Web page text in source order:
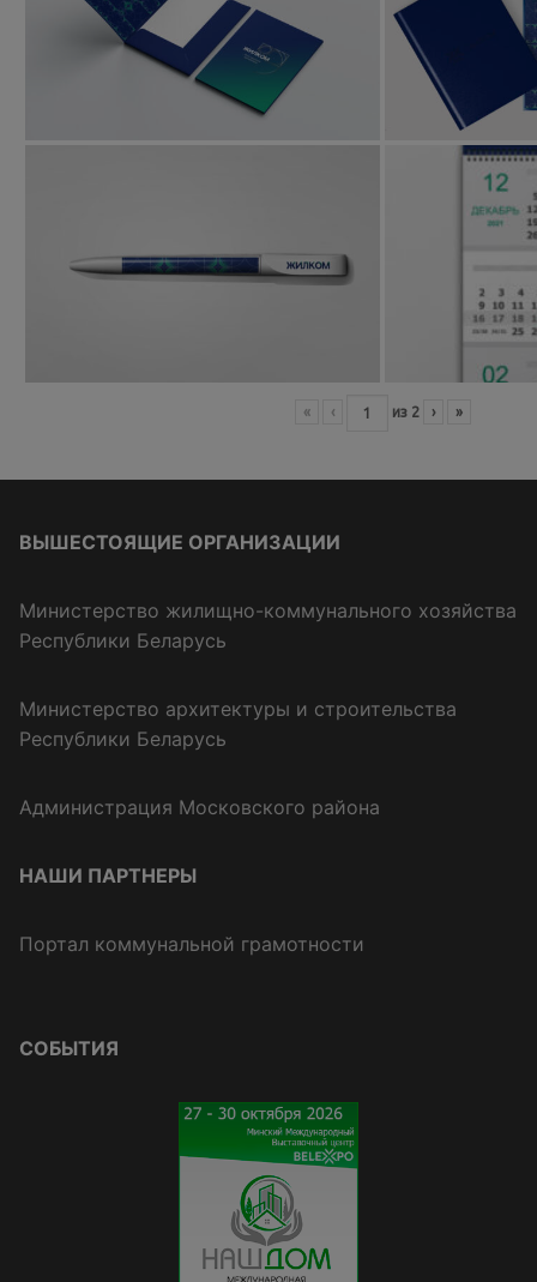
« ‹ из 2 › »
ВЫШЕСТОЯЩИЕ ОРГАНИЗАЦИИ
Министерство жилищно-коммунального хозяйства
Республики Беларусь
Министерство архитектуры и строительства
Республики Беларусь
Администрация Московского района
НАШИ ПАРТНЕРЫ
Портал коммунальной грамотности
СОБЫТИЯ